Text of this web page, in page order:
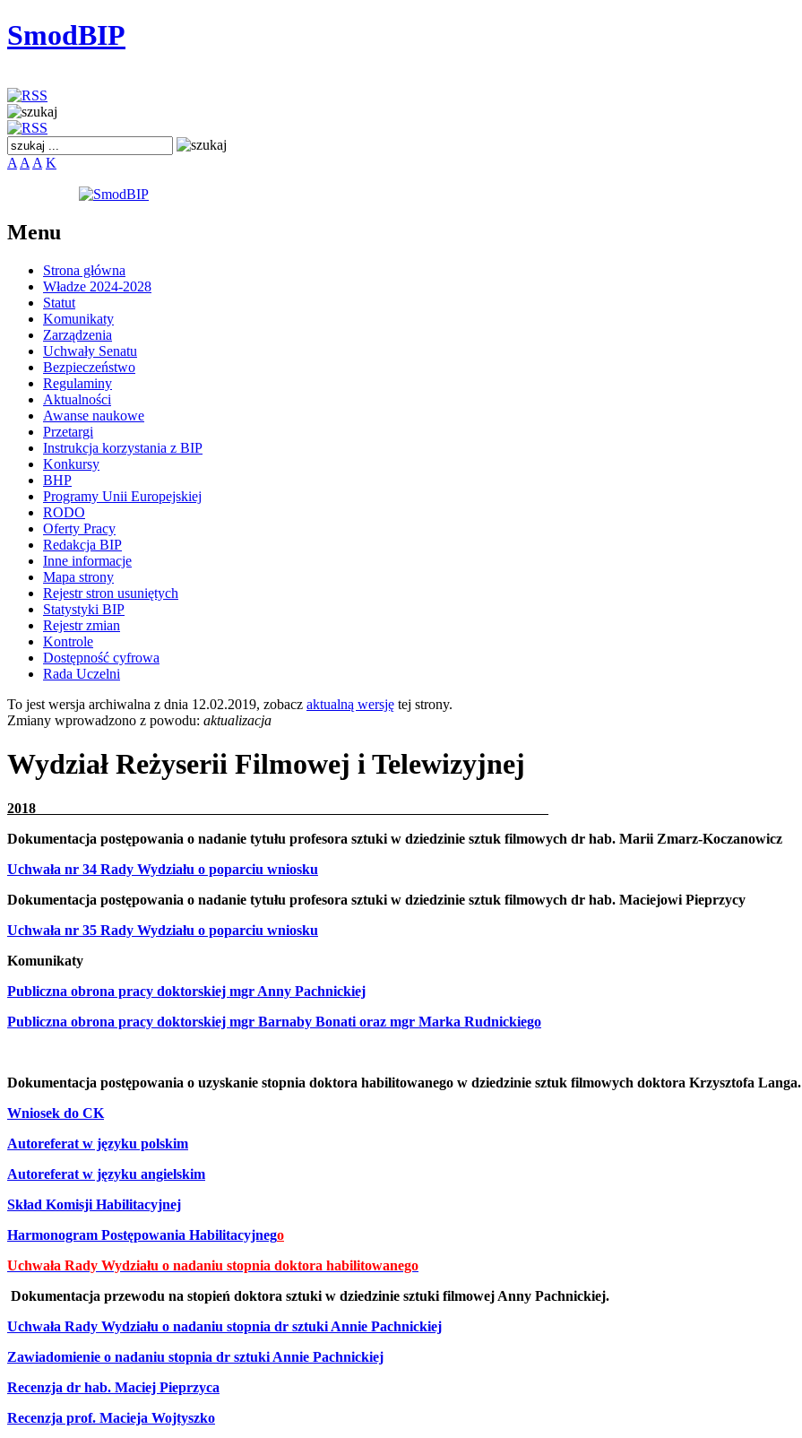
SmodBIP
A A A K
Menu
Strona główna
Władze 2024-2028
Statut
Komunikaty
Zarządzenia
Uchwały Senatu
Bezpieczeństwo
Regulaminy
Aktualności
Awanse naukowe
Przetargi
Instrukcja korzystania z BIP
Konkursy
BHP
Programy Unii Europejskiej
RODO
Oferty Pracy
Redakcja BIP
Inne informacje
Mapa strony
Rejestr stron usuniętych
Statystyki BIP
Rejestr zmian
Kontrole
Dostępność cyfrowa
Rada Uczelni
To jest wersja archiwalna z dnia 12.02.2019, zobacz aktualną wersję tej strony.
Zmiany wprowadzono z powodu: aktualizacja
Wydział Reżyserii Filmowej i Telewizyjnej
2018
Dokumentacja postępowania o nadanie tytułu profesora sztuki w dziedzinie sztuk filmowych dr hab. Marii Zmarz-Koczanowicz
Uchwała nr 34 Rady Wydziału o poparciu wniosku
Dokumentacja postępowania o nadanie tytułu profesora sztuki w dziedzinie sztuk filmowych dr hab. Maciejowi Pieprzycy
Uchwała nr 35 Rady Wydziału o poparciu wniosku
Komunikaty
Publiczna obrona pracy doktorskiej mgr Anny Pachnickiej
Publiczna obrona pracy doktorskiej mgr Barnaby Bonati oraz mgr Marka Rudnickiego
Dokumentacja postępowania o uzyskanie stopnia doktora habilitowanego w dziedzinie sztuk filmowych doktora Krzysztofa Langa.
Wniosek do CK
Autoreferat w języku polskim
Autoreferat w języku angielskim
Skład Komisji Habilitacyjnej
Harmonogram Postępowania Habilitacyjnego
Uchwała Rady Wydziału o nadaniu stopnia doktora habilitowanego
Dokumentacja przewodu na stopień doktora sztuki w dziedzinie sztuki filmowej Anny Pachnickiej.
Uchwała Rady Wydziału o nadaniu stopnia dr sztuki Annie Pachnickiej
Zawiadomienie o nadaniu stopnia dr sztuki Annie Pachnickiej
Recenzja dr hab. Maciej Pieprzyca
Recenzja prof. Macieja Wojtyszko